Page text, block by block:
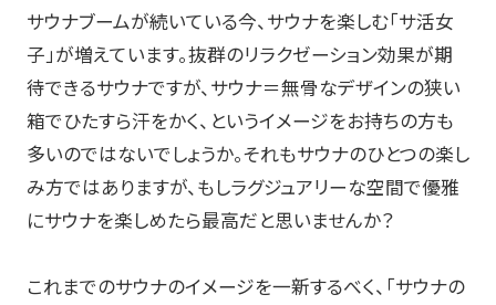
サウナブームが続いている今、サウナを楽しむ「サ活女
子」が増えています。抜群のリラクゼーション効果が期
待できるサウナですが、サウナ＝無骨なデザインの狭い
箱でひたすら汗をかく、というイメージをお持ちの方も
多いのではないでしょうか。それもサウナのひとつの楽し
み方ではありますが、もしラグジュアリーな空間で優雅
にサウナを楽しめたら最高だと思いませんか？
これまでのサウナのイメージを一新するべく、「サウナの